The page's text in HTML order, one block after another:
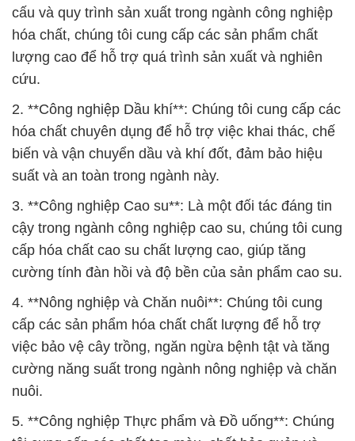
cấu và quy trình sản xuất trong ngành công nghiệp
hóa chất, chúng tôi cung cấp các sản phẩm chất
lượng cao để hỗ trợ quá trình sản xuất và nghiên
cứu.
2. **Công nghiệp Dầu khí**: Chúng tôi cung cấp các
hóa chất chuyên dụng để hỗ trợ việc khai thác, chế
biến và vận chuyển dầu và khí đốt, đảm bảo hiệu
suất và an toàn trong ngành này.
3. **Công nghiệp Cao su**: Là một đối tác đáng tin
cậy trong ngành công nghiệp cao su, chúng tôi cung
cấp hóa chất cao su chất lượng cao, giúp tăng
cường tính đàn hồi và độ bền của sản phẩm cao su.
4. **Nông nghiệp và Chăn nuôi**: Chúng tôi cung
cấp các sản phẩm hóa chất chất lượng để hỗ trợ
việc bảo vệ cây trồng, ngăn ngừa bệnh tật và tăng
cường năng suất trong ngành nông nghiệp và chăn
nuôi.
5. **Công nghiệp Thực phẩm và Đồ uống**: Chúng